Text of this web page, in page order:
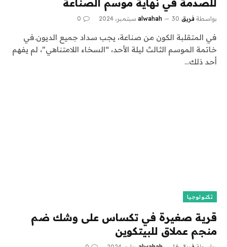
للصدمة في نهاية موسم الصناعة
بواسطة فريق alwahah 30 سبتمبر، 2024 0
في المتقلبة الكون من صناعة، يجب سداد جميع الديون.في
خاتمة الموسم الثالث ليلة الأحد، “السخاء اللامتناهي”، لم يفهم
أحد ذلك…
تكنولوجيا
قرية صغيرة في تكساس على وشك ضم
منجم عملاق للبيتكوين